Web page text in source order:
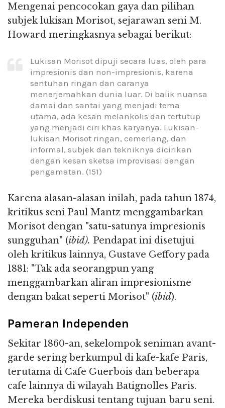
Mengenai pencocokan gaya dan pilihan
subjek lukisan Morisot, sejarawan seni M.
Howard meringkasnya sebagai berikut:
Lukisan Morisot dipuji secara luas, oleh para
impresionis dan non-impresionis, karena
sentuhan ringan dan caranya
menerjemahkan dunia luar. Di balik nuansa
damai dan santai yang menjadi tema
utama, ada kesan melankolis dan tertutup
yang menjadi ciri khas karyanya. Lukisan-
lukisan Morisot ringan, cemerlang, dan
informal, subjek dan tekniknya dicirikan
dengan kesan sketsa improvisasi dengan
pengamatan. (151)
Karena alasan-alasan inilah, pada tahun 1874,
kritikus seni Paul Mantz menggambarkan
Morisot dengan "satu-satunya impresionis
sungguhan" (ibid). Pendapat ini disetujui
oleh kritikus lainnya, Gustave Geffory pada
1881: "Tak ada seorangpun yang
menggambarkan aliran impresionisme
dengan bakat seperti Morisot" (ibid).
Pameran Independen
Sekitar 1860-an, sekelompok seniman avant-
garde sering berkumpul di kafe-kafe Paris,
terutama di Cafe Guerbois dan beberapa
cafe lainnya di wilayah Batignolles Paris.
Mereka berdiskusi tentang tujuan baru seni.